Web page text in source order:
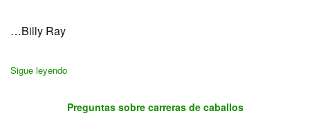
…Billy Ray
Sigue leyendo
Preguntas sobre carreras de caballos